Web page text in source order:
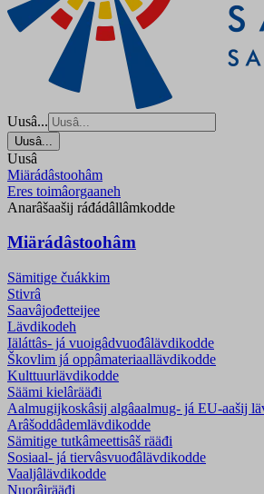
Uusâ...
Uusâ...
Uusâ
Miärádâstoohâm
Eres toimâorgaaneh
Anarâšaašij ráđádâllâmkodde
Miärádâstoohâm
Sämitige čuákkim
Stivrâ
Saavâjođetteijee
Lävdikodeh
Iäláttâs- já vuoigâdvuođâlävdikodde
Škovlim já oppâmateriaallävdikodde
Kulttuurlävdikodde
Säämi kielârääđi
Aalmugijkoskâsij algâaalmug- já EU-aašij
Arâšoddâdemlävdikodde
Sämitige tutkâmeettisâš rääđi
Sosiaal- já tiervâsvuođâlävdikodde
Vaaljâlävdikodde
Nuorâirääđi